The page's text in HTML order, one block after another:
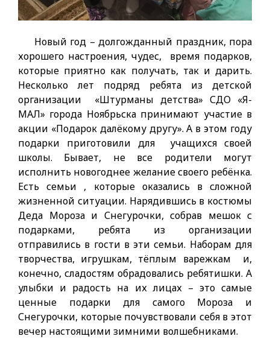
Новый год – долгожданный праздник, пора
хорошего настроения, чудес, время подарков,
которые приятно как получать, так и дарить.
Несколько лет подряд ребята из детской
организации «Штурманы детства» СДО «Я-
МАЛ» города Ноябрьска принимают участие в
акции «Подарок далёкому другу». А в этом году
подарки приготовили для учащихся своей
школы. Бывает, не все родители могут
исполнить новогоднее желание своего ребёнка.
Есть семьи , которые оказались в сложной
жизненной ситуации. Нарядившись в костюмы
Деда Мороза и Снегурочки, собрав мешок с
подарками, ребята из организации
отправились в гости в эти семьи. Наборам для
творчества, игрушкам, тёплым варежкам и,
конечно, сладостям обрадовались ребятишки. А
улыбки и радость на их лицах – это самые
ценные подарки для самого Мороза и
Снегурочки, которые почувствовали себя в этот
вечер настоящими зимними волшебниками.